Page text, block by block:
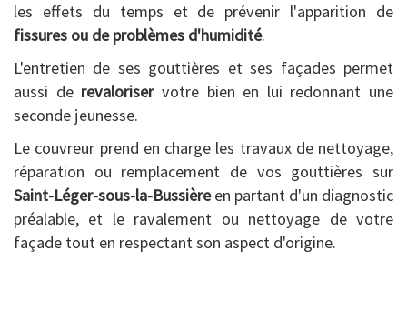
les effets du temps et de prévenir l'apparition de
fissures ou de problèmes d'humidité.
L'entretien de ses gouttières et ses façades permet
aussi de revaloriservotre bien en lui redonnant une
seconde jeunesse.
Le couvreur prend en charge les travaux de nettoyage,
réparation ou remplacement de vos gouttières sur
Saint-Léger-sous-la-Bussièreen partant d'un diagnostic
préalable, et le ravalement ou nettoyage de votre
façade tout en respectant son aspect d'origine.